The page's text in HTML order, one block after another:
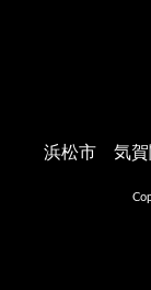
浜松市 気賀